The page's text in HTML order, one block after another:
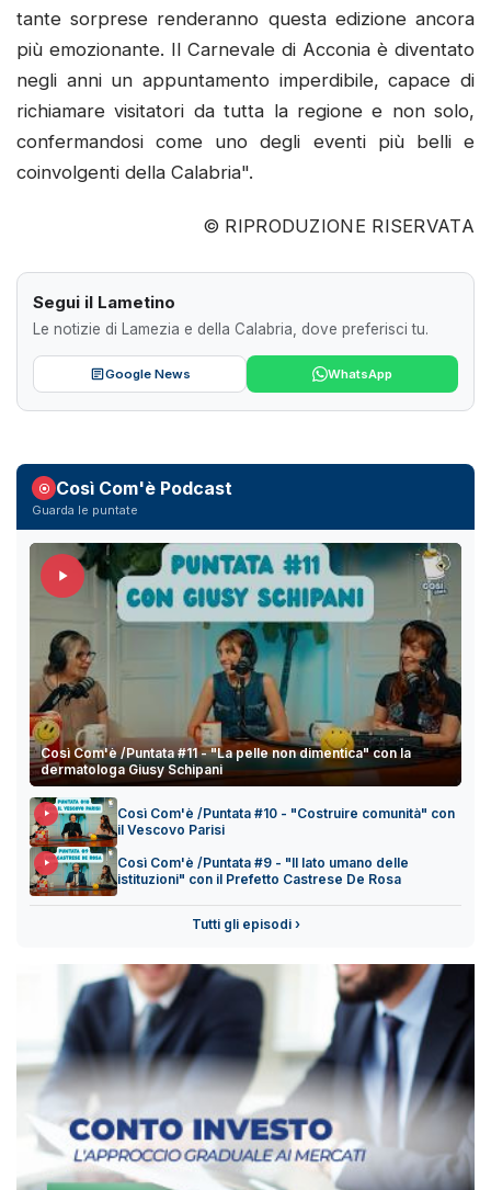
tante sorprese renderanno questa edizione ancora
più emozionante. Il Carnevale di Acconia è diventato
negli anni un appuntamento imperdibile, capace di
richiamare visitatori da tutta la regione e non solo,
confermandosi come uno degli eventi più belli e
coinvolgenti della Calabria".
© RIPRODUZIONE RISERVATA
Segui il Lametino
Le notizie di Lamezia e della Calabria, dove preferisci tu.
Google News WhatsApp
Così Com'è Podcast
Guarda le puntate
Così Com'è /Puntata #11 - "La pelle non dimentica" con la
dermatologa Giusy Schipani
Così Com'è /Puntata #10 - "Costruire comunità" con
il Vescovo Parisi
Così Com'è /Puntata #9 - "Il lato umano delle
istituzioni" con il Prefetto Castrese De Rosa
Tutti gli episodi ›